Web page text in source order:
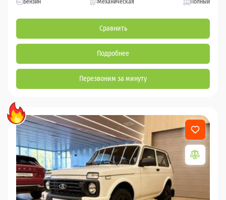
Бензин Механическая Полный
Сравнить
Подробнее
Перезвоним за минуту